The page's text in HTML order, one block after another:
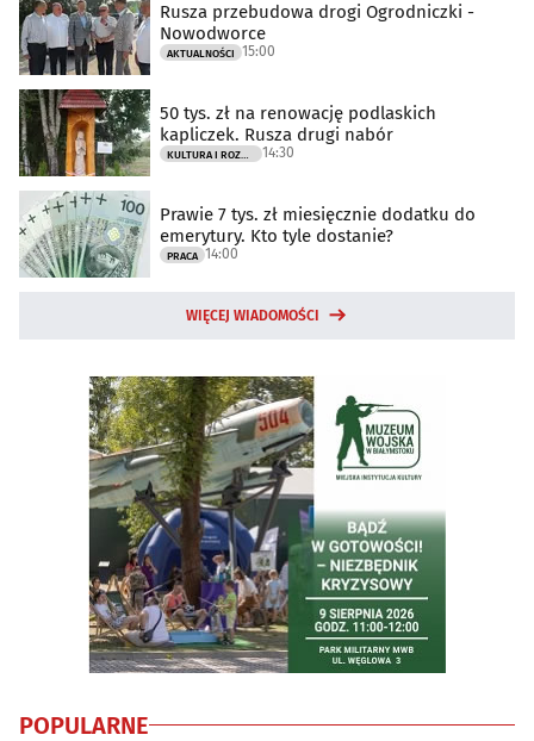
Rusza przebudowa drogi Ogrodniczki -
Nowodworce
AKTUALNOŚCI 15:00
50 tys. zł na renowację podlaskich
kapliczek. Rusza drugi nabór
KULTURA I ROZRYWKA 14:30
Prawie 7 tys. zł miesięcznie dodatku do
emerytury. Kto tyle dostanie?
PRACA 14:00
WIĘCEJ WIADOMOŚCI
POPULARNE